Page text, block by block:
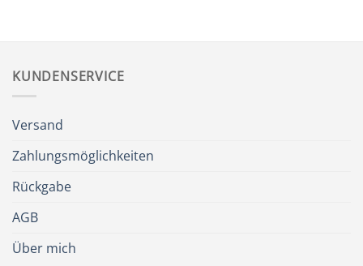
KUNDENSERVICE
Versand
Zahlungsmöglichkeiten
Rückgabe
AGB
Über mich